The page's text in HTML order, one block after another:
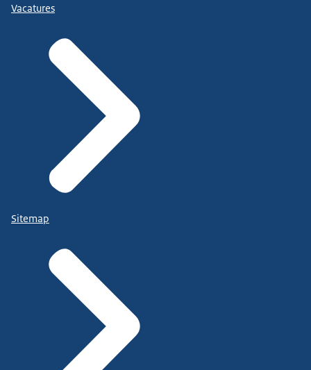
Vacatures
Sitemap